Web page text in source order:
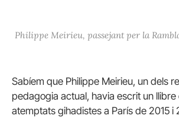
Philippe Meirieu, passejant per la
Sabíem que Philippe Meirieu, un dels
pedagogia actual, havia escrit un
atemptats gihadistes a París de 2015 i